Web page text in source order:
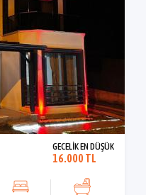
GECELİK EN DÜŞÜK
16.000 TL